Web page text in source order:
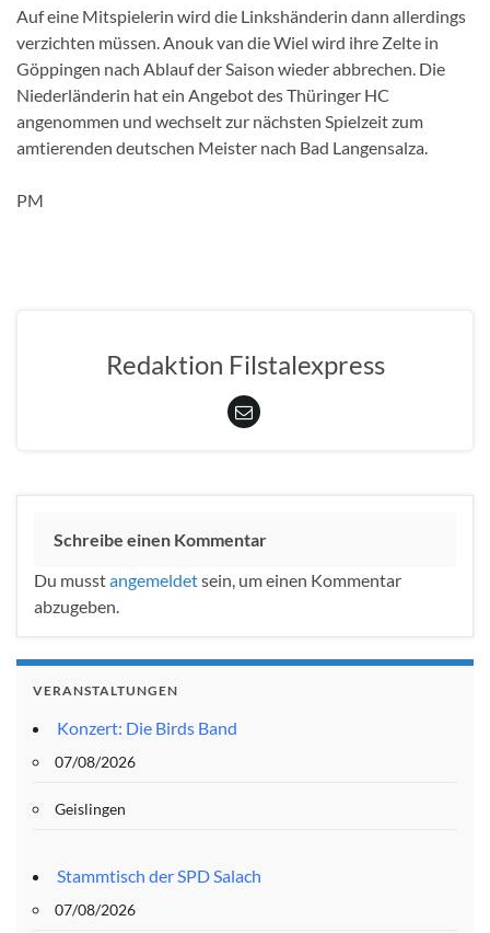
Auf eine Mitspielerin wird die Linkshänderin dann allerdings
verzichten müssen. Anouk van die Wiel wird ihre Zelte in
Göppingen nach Ablauf der Saison wieder abbrechen. Die
Niederländerin hat ein Angebot des Thüringer HC
angenommen und wechselt zur nächsten Spielzeit zum
amtierenden deutschen Meister nach Bad Langensalza.
PM
Redaktion Filstalexpress
Schreibe einen Kommentar
Du musstangemeldetsein, um einen Kommentar
abzugeben.
VERANSTALTUNGEN
Konzert: Die Birds Band
07/08/2026
Geislingen
Stammtisch der SPD Salach
07/08/2026